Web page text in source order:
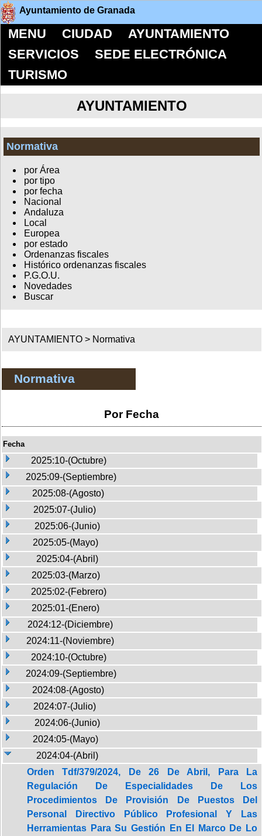
Ayuntamiento de Granada
MENU CIUDAD
AYUNTAMIENTO
SERVICIOS
SEDE ELECTRÓNICA
TURISMO
AYUNTAMIENTO
Normativa
por Área
por tipo
por fecha
Nacional
Andaluza
Local
Europea
por estado
Ordenanzas fiscales
Histórico ordenanzas fiscales
P.G.O.U.
Novedades
Buscar
AYUNTAMIENTO > Normativa
Normativa
Por Fecha
Fecha
2025:10-(Octubre)
2025:09-(Septiembre)
2025:08-(Agosto)
2025:07-(Julio)
2025:06-(Junio)
2025:05-(Mayo)
2025:04-(Abril)
2025:03-(Marzo)
2025:02-(Febrero)
2025:01-(Enero)
2024:12-(Diciembre)
2024:11-(Noviembre)
2024:10-(Octubre)
2024:09-(Septiembre)
2024:08-(Agosto)
2024:07-(Julio)
2024:06-(Junio)
2024:05-(Mayo)
2024:04-(Abril)
Orden Tdf/379/2024, De 26 De Abril, Para La
Regulación De Especialidades De Los
Procedimientos De Provisión De Puestos Del
Personal Directivo Público Profesional Y Las
Herramientas Para Su Gestión En El Marco De Lo